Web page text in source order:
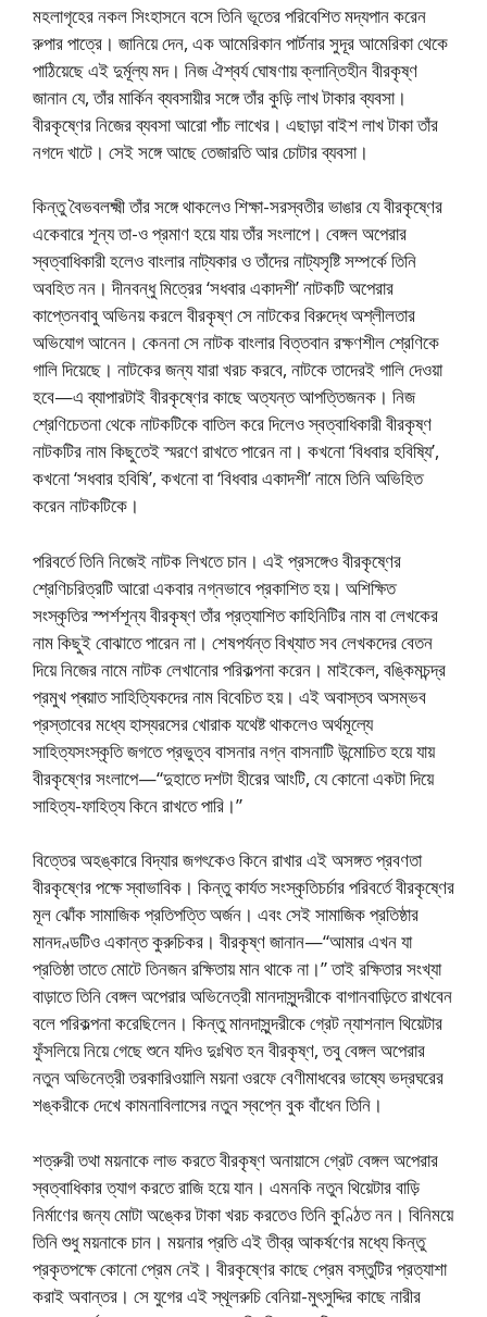
মহলাগৃহের নকল সিংহাসনে বসে তিনি ভূতের পরিবেশিত মদ্যপান করেন
রুপার পাত্রে। জানিয়ে দেন, এক আমেরিকান পার্টনার সুদূর আমেরিকা থেকে
পাঠিয়েছে এই দুর্মূল্য মদ। নিজ ঐশ্বর্য ঘোষণায় ক্লান্তিহীন বীরকৃষ্ণ
জানান যে, তাঁর মার্কিন ব্যবসায়ীর সঙ্গে তাঁর কুড়ি লাখ টাকার ব্যবসা।
বীরকৃষ্ণের নিজের ব্যবসা আরো পাঁচ লাখের। এছাড়া বাইশ লাখ টাকা তাঁর
নগদে খাটে। সেই সঙ্গে আছে তেজারতি আর চোটার ব্যবসা।
কিন্তু বৈভবলক্ষ্মী তাঁর সঙ্গে থাকলেও শিক্ষা-সরস্বতীর ভাঙার যে বীরকৃষ্ণের
একেবারে শূন্য তা-ও প্রমাণ হয়ে যায় তাঁর সংলাপে। বেঙ্গল অপেরার
স্বত্বাধিকারী হলেও বাংলার নাট্যকার ও তাঁদের নাট্যসৃষ্টি সম্পর্কে তিনি
অবহিত নন। দীনবন্ধু মিত্রের ‘সধবার একাদশী’ নাটকটি অপেরার
কাপ্তেনবাবু অভিনয় করলে বীরকৃষ্ণ সে নাটকের বিরুদ্ধে অশ্লীলতার
অভিযোগ আনেন। কেননা সে নাটক বাংলার বিত্তবান রক্ষণশীল শ্রেণিকে
গালি দিয়েছে। নাটকের জন্য যারা খরচ করবে, নাটকে তাদেরই গালি দেওয়া
হবে—এ ব্যাপারটাই বীরকৃষ্ণের কাছে অত্যন্ত আপত্তিজনক। নিজ
শ্রেণিচেতনা থেকে নাটকটিকে বাতিল করে দিলেও স্বত্বাধিকারী বীরকৃষ্ণ
নাটকটির নাম কিছুতেই স্মরণে রাখতে পারেন না। কখনো ‘বিধবার হবিষ্যি’,
কখনো ‘সধবার হবিষি’, কখনো বা ‘বিধবার একাদশী’ নামে তিনি অভিহিত
করেন নাটকটিকে।
পরিবর্তে তিনি নিজেই নাটক লিখতে চান। এই প্রসঙ্গেও বীরকৃষ্ণের
শ্রেণিচরিত্রটি আরো একবার নগ্নভাবে প্রকাশিত হয়। অশিক্ষিত
সংস্কৃতির স্পর্শশূন্য বীরকৃষ্ণ তাঁর প্রত্যাশিত কাহিনিটির নাম বা লেখকের
নাম কিছুই বোঝাতে পারেন না। শেষপর্যন্ত বিখ্যাত সব লেখকদের বেতন
দিয়ে নিজের নামে নাটক লেখানোর পরিকল্পনা করেন। মাইকেল, বঙ্কিমচন্দ্র
প্রমুখ প্ৰয়াত সাহিত্যিকদের নাম বিবেচিত হয়। এই অবাস্তব অসম্ভব
প্রস্তাবের মধ্যে হাস্যরসের খোরাক যথেষ্ট থাকলেও অর্থমূল্যে
সাহিত্যসংস্কৃতি জগতে প্রভুত্ব বাসনার নগ্ন বাসনাটি উন্মোচিত হয়ে যায়
বীরকৃষ্ণের সংলাপে—“দুহাতে দশটা হীরের আংটি, যে কোনো একটা দিয়ে
সাহিত্য-ফাহিত্য কিনে রাখতে পারি।”
বিত্তের অহঙ্কারে বিদ্যার জগৎকেও কিনে রাখার এই অসঙ্গত প্রবণতা
বীরকৃষ্ণের পক্ষে স্বাভাবিক। কিন্তু কার্যত সংস্কৃতিচর্চার পরিবর্তে বীরকৃষ্ণের
মূল ঝোঁক সামাজিক প্রতিপত্তি অর্জন। এবং সেই সামাজিক প্রতিষ্ঠার
মানদণ্ডটিও একান্ত কুরুচিকর। বীরকৃষ্ণ জানান—“আমার এখন যা
প্রতিষ্ঠা তাতে মোটে তিনজন রক্ষিতায় মান থাকে না।” তাই রক্ষিতার সংখ্যা
বাড়াতে তিনি বেঙ্গল অপেরার অভিনেত্রী মানদাসুন্দরীকে বাগানবাড়িতে রাখবেন
বলে পরিকল্পনা করেছিলেন। কিন্তু মানদাসুন্দরীকে গ্রেট ন্যাশনাল থিয়েটার
ফুঁসলিয়ে নিয়ে গেছে শুনে যদিও দুঃখিত হন বীরকৃষ্ণ, তবু বেঙ্গল অপেরার
নতুন অভিনেত্রী তরকারিওয়ালি ময়না ওরফে বেণীমাধবের ভাষ্যে ভদ্রঘরের
শঙ্করীকে দেখে কামনাবিলাসের নতুন স্বপ্নে বুক বাঁধেন তিনি।
শত্রুরী তথা ময়নাকে লাভ করতে বীরকৃষ্ণ অনায়াসে গ্রেট বেঙ্গল অপেরার
স্বত্বাধিকার ত্যাগ করতে রাজি হয়ে যান। এমনকি নতুন থিয়েটার বাড়ি
নির্মাণের জন্য মোটা অঙ্কের টাকা খরচ করতেও তিনি কুণ্ঠিত নন। বিনিময়ে
তিনি শুধু ময়নাকে চান। ময়নার প্রতি এই তীব্র আকর্ষণের মধ্যে কিন্তু
প্রকৃতপক্ষে কোনো প্রেম নেই। বীরকৃষ্ণের কাছে প্রেম বস্তুটির প্রত্যাশা
করাই অবান্তর। সে যুগের এই স্থূলরুচি বেনিয়া-মুৎসুদ্দির কাছে নারীর